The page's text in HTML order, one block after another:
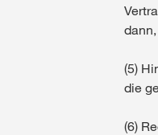
(5)
die
(6)